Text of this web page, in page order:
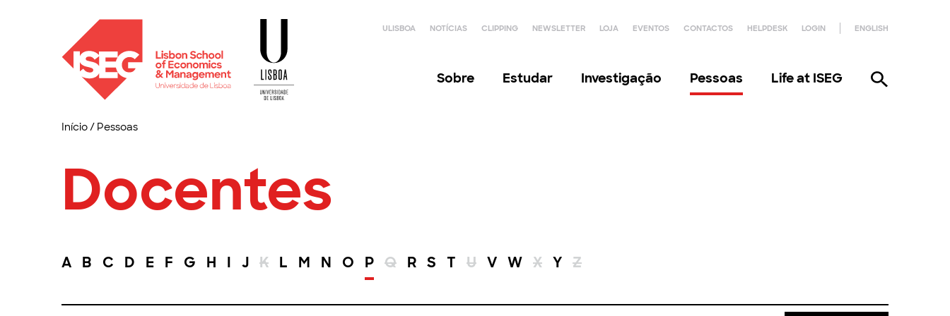
ULISBOA NOTÍCIAS CLIPPING NEWSLETTER LOJA EVENTOS CONTACTOS HELPDESK LOGIN ENGLISH
Sobre Estudar Investigação Pessoas Life at ISEG
Início/ Pessoas
Docentes
A B C D E F G H I J K L M N O P Q R S T U V W X Y Z